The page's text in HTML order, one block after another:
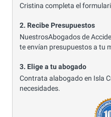
Cristina completa el
2. Recibe Presupuestos
NuestrosAbogados de
te envían presupuestos a tu
3. Elige a tu abogado
Contrata alabogado en Isla
necesidades.